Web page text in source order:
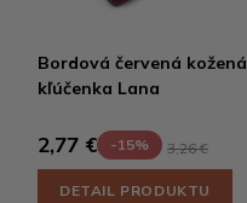
Bordová červená kožená
kľúčenka Lana
2,77 € -15% 3,26 €
DETAIL PRODUKTU